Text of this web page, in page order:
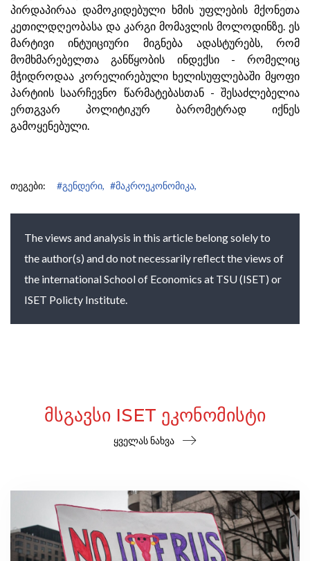
პირდაპირაა დამოკიდებული ხმის უფლების მქონეთა
კეთილდღეობასა და კარგი მომავლის მოლოდინზე. ეს
მარტივი ინტუიციური მიგნება ადასტურებს, რომ
მომხმარებელთა განწყობის ინდექსი - რომელიც
მჭიდროდაა კორელირებული ხელისუფლებაში მყოფი
პარტიის საარჩევნო წარმატებასთან - შესაძლებელია
ერთგვარ პოლიტიკურ ბარომეტრად იქნეს
გამოყენებული.
თეგები: #გენდერი, #მაკროეკონომიკა,
The views and analysis in this article belong solely to
the author(s) and do not necessarily reflect the views of
the international School of Economics at TSU (ISET) or
ISET Policty Institute.
ᲛᲡᲒᲐᲕᲡᲘ ISET ᲔᲙᲝᲜᲝᲛᲘᲡᲢᲘ
ყველას ნახვა